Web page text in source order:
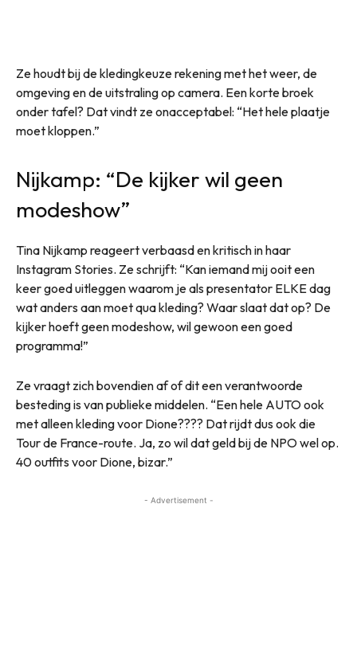
Ze houdt bij de kledingkeuze rekening met het weer, de
omgeving en de uitstraling op camera. Een korte broek
onder tafel? Dat vindt ze onacceptabel: “Het hele plaatje
moet kloppen.”
Nijkamp: “De kijker wil geen
modeshow”
Tina Nijkamp reageert verbaasd en kritisch in haar
Instagram Stories. Ze schrijft: “Kan iemand mij ooit een
keer goed uitleggen waarom je als presentator ELKE dag
wat anders aan moet qua kleding? Waar slaat dat op? De
kijker hoeft geen modeshow, wil gewoon een goed
programma!”
Ze vraagt zich bovendien af of dit een verantwoorde
besteding is van publieke middelen. “Een hele AUTO ook
met alleen kleding voor Dione???? Dat rijdt dus ook die
Tour de France-route. Ja, zo wil dat geld bij de NPO wel op.
40 outfits voor Dione, bizar.”
- Advertisement -